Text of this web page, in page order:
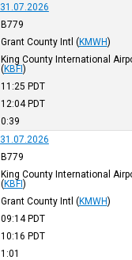
31.07.2026
B779
Grant County Intl (KMWH)
King County International
(KBFI)
11:25 PDT
12:04PDT
0:39
31.07.2026
B779
King County International
(KBFI)
Grant County Intl (KMWH)
09:14PDT
10:16 PDT
1:01